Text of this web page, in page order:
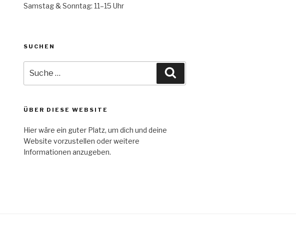
Samstag & Sonntag: 11–15 Uhr
SUCHEN
nach:
ÜBER DIESE WEBSITE
Hier wäre ein guter Platz, um dich und deine
Website vorzustellen oder weitere
Informationen anzugeben.